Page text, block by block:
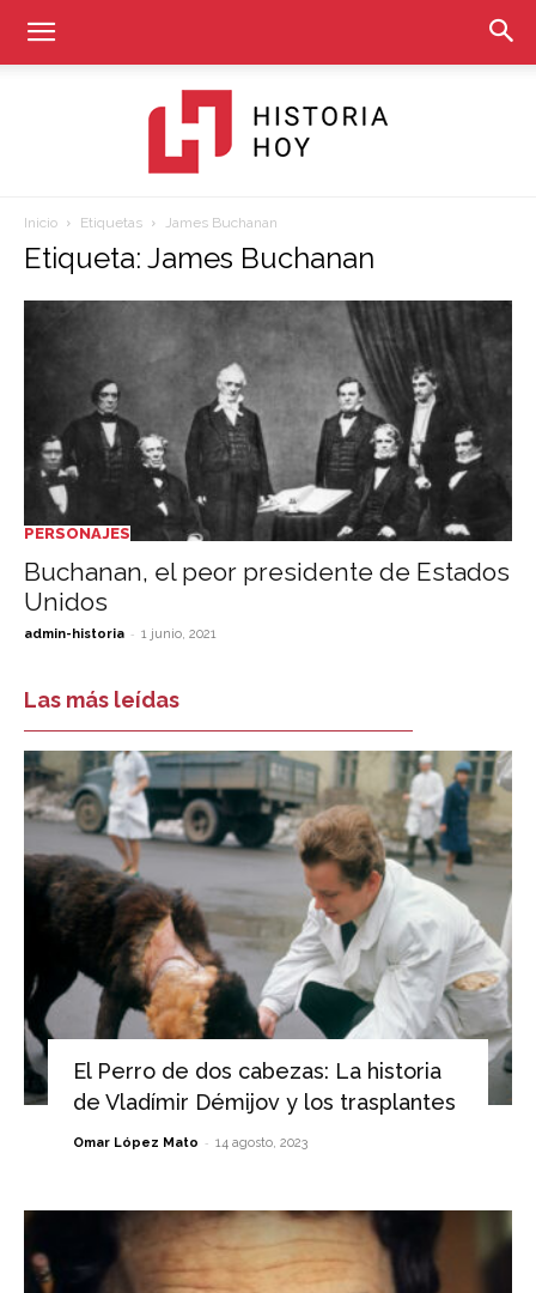
Historia
Hoy
Inicio Etiquetas James Buchanan
Etiqueta: James Buchanan
PERSONAJES
Buchanan, el peor presidente de Estados
Unidos
admin-historia - 1 junio, 2021
Las más leídas
El Perro de dos cabezas: La historia
de Vladímir Démijov y los trasplantes
Omar López Mato - 14 agosto, 2023